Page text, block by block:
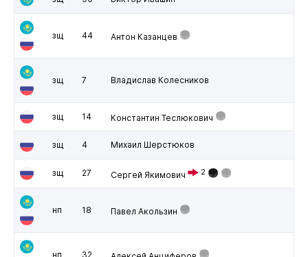
зщ 44 Антон Казанцев
зщ 7 Владислав Колесников
зщ 14 Константин Теслюкович
зщ 4 Михаил Шерстюков
зщ 27 Сергей Якимович 2
нп 18 Павел Акользин
нп 32